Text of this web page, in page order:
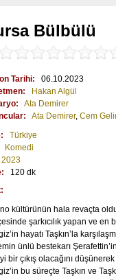
Bülbülü
Tarihi:
06.10.2023
Hakan Algül
Ata Demirer
Ata Demirer, Cem
Türkiye
Komedi
2023
120 dk
kültürünün hala revaçta
şarkıcılık yapan ve en
hayatı Taşkın’la
ünlü bestekarı
bir çıkış olacağını
bu süreçte Taşkın ve